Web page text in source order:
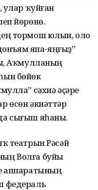
улар ҡуйған
йөрөнө.
тормош юлын, оло
япа-яңғыҙ”
Аҡмулланың
бөйөк
сәхнә әҫәре
өсөн әкиәттәр
сығыш яһаны.
театрын Рәсәй
Волга буйы
аппаратының
федераль